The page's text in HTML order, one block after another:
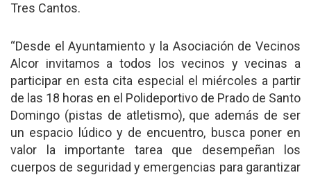
Tres Cantos.
“Desde el Ayuntamiento y la Asociación de Vecinos
Alcor invitamos a todos los vecinos y vecinas a
participar en esta cita especial el miércoles a partir
de las 18 horas en el Polideportivo de Prado de Santo
Domingo (pistas de atletismo), que además de ser
un espacio lúdico y de encuentro, busca poner en
valor la importante tarea que desempeñan los
cuerpos de seguridad y emergencias para garantizar